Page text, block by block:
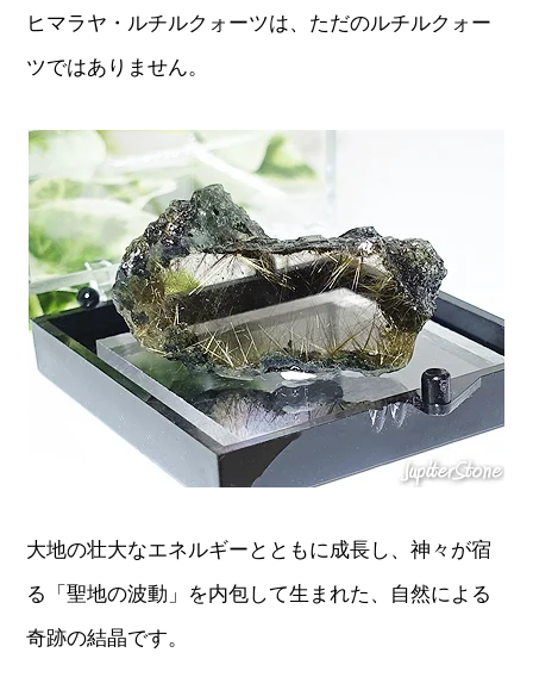
ヒマラヤ・ルチルクォーツは、ただのルチルクォー
ツではありません。
大地の壮大なエネルギーとともに成長し、神々が宿
る「聖地の波動」を内包して生まれた、自然による
奇跡の結晶です。